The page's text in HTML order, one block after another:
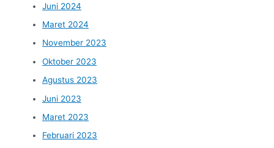
Juni 2024
Maret 2024
November 2023
Oktober 2023
Agustus 2023
Juni 2023
Maret 2023
Februari 2023